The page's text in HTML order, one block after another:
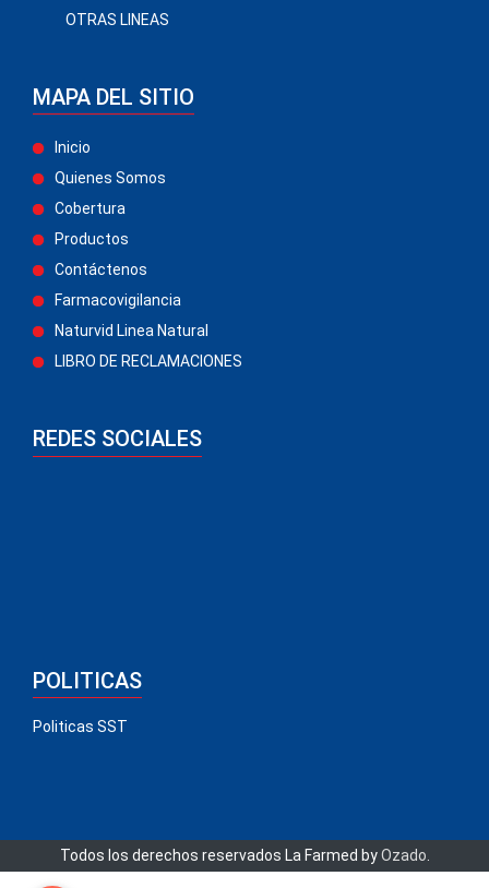
OTRAS LINEAS
MAPA DEL SITIO
Inicio
Quienes Somos
Cobertura
Productos
Contáctenos
Farmacovigilancia
Naturvid Linea Natural
LIBRO DE RECLAMACIONES
REDES SOCIALES
POLITICAS
Politicas SST
Todos los derechos reservados La Farmed byOzado